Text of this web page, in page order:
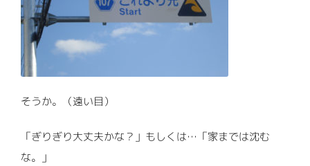
そうか。（遠い目）
「ぎりぎり大丈夫かな？」もしくは…「家までは沈む
な。」